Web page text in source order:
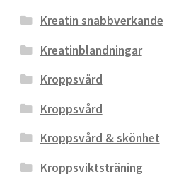
Kreatin snabbverkande
Kreatinblandningar
Kroppsvård
Kroppsvård
Kroppsvård & skönhet
Kroppsviktsträning